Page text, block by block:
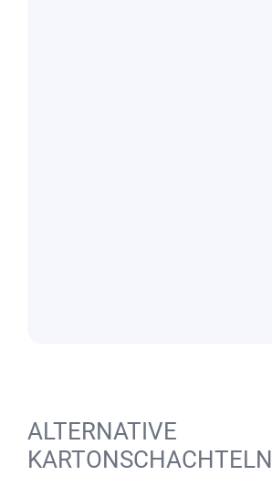
ALTERNATIVE
KARTONSCHACHTELN